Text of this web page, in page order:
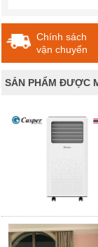
Chính sách
vận chuyển
SẢN PHẨM ĐƯỢC